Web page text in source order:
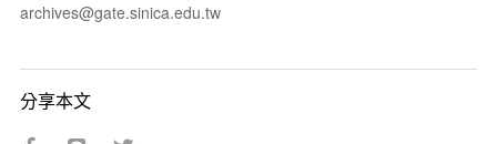
archives@gate.sinica.edu.tw
分享本文